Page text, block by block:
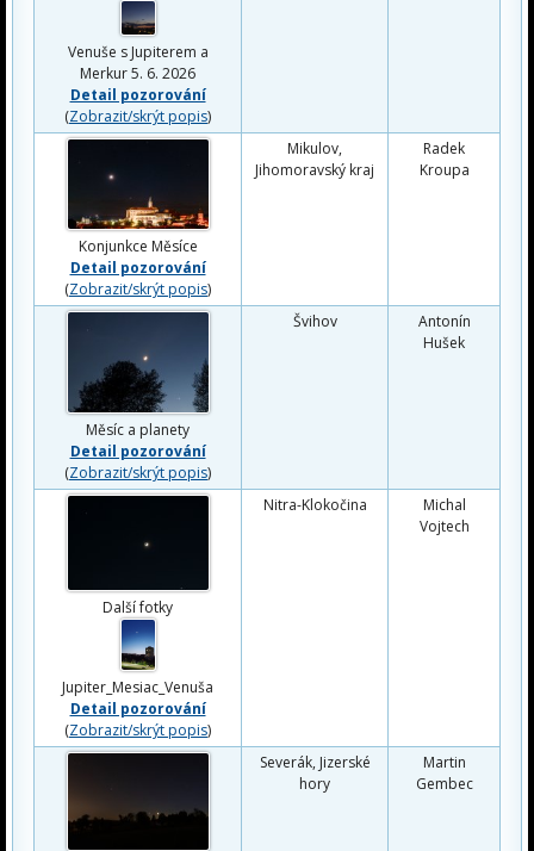
Venuše s Jupiterem a
Merkur 5. 6. 2026
Detail pozorování
(Zobrazit/skrýt popis)
Konjunkce Měsíce
Detail pozorování
(Zobrazit/skrýt popis)
Mikulov,
Jihomoravský kraj
Radek
Kroupa
Měsíc a planety
Detail pozorování
(Zobrazit/skrýt popis)
Švihov
Antonín
Hušek
Další fotky
Jupiter_Mesiac_Venuša
Detail pozorování
(Zobrazit/skrýt popis)
Nitra-Klokočina
Michal
Vojtech
Severák, Jizerské
hory
Martin
Gembec